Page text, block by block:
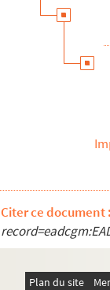
Paris-
Paris-
FSE-
FSE-
Six jours
Tour de
FSE-
Tour de
Tour de
Citer ce document :
Plan du site